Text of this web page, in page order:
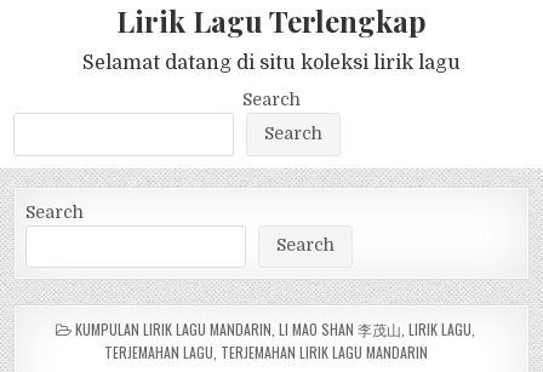
Lirik Lagu Terlengkap
Selamat datang di situ koleksi lirik lagu
Search
Search
Search
Search
POSTED
KUMPULAN LIRIK LAGU MANDARIN LI MAO SHAN 李茂山 LIRIK LAGU
TERJEMAHAN LAGU TERJEMAHAN LIRIK LAGU MANDARIN